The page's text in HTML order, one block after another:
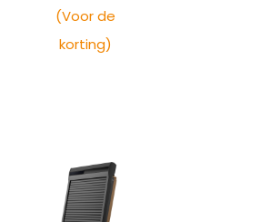
(Voor de
korting)